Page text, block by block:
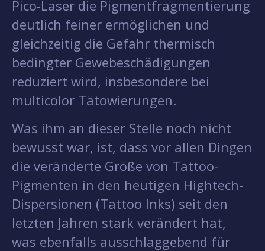
Pico-Laser die Pigmentfragmentierung
deutlich feiner ermöglichen und
gleichzeitig die Gefahr thermisch
bedingter Gewebeschädigungen
reduziert wird, insbesondere bei
multicolor Tätowierungen.
Was ihm an dieser Stelle noch nicht
bewusst war, ist, dass vor allen Dingen
die veränderte Größe von Tattoo-
Pigmenten in den heutigen Hightech-
Dispersionen (Tattoo Inks) seit den
letzten Jahren stark verändert hat,
was ebenfalls ausschlaggebend für